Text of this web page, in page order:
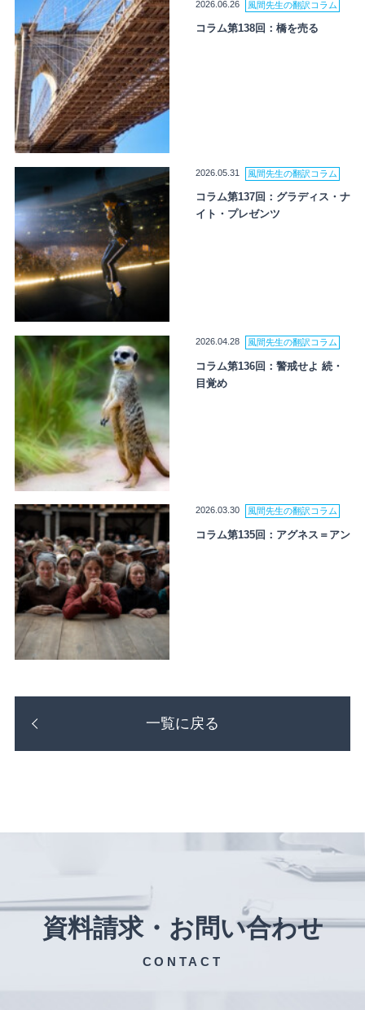
2026.06.26 風間先生の翻訳コラム
コラム第138回：橋を売る
2026.05.31 風間先生の翻訳コラム
コラム第137回：グラディス・ナ
イト・プレゼンツ
2026.04.28 風間先生の翻訳コラム
コラム第136回：警戒せよ 続・
目覚め
2026.03.30 風間先生の翻訳コラム
コラム第135回：アグネス＝アン
一覧に戻る
資料請求・お問い合わせ
CONTACT